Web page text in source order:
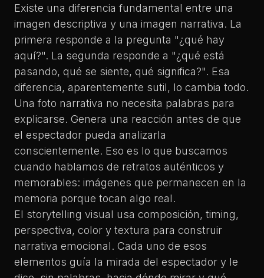
Existe una diferencia fundamental entre una
imagen descriptiva y una imagen narrativa. La
primera responde a la pregunta "¿qué hay
aquí?". La segunda responde a "¿qué está
pasando, qué se siente, qué significa?". Esa
diferencia, aparentemente sutil, lo cambia todo.
Una foto narrativa no necesita palabras para
explicarse. Genera una reacción antes de que
el espectador pueda analizarla
conscientemente. Eso es lo que buscamos
cuando hablamos de retratos auténticos y
memorables: imágenes que permanecen en la
memoria porque tocan algo real.
El storytelling visual usa composición, timing,
perspectiva, color y textura para construir
narrativa emocional. Cada uno de esos
elementos guía la mirada del espectador y le